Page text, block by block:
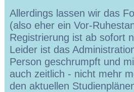
Allerdings lassen wir das
(also eher ein Vor-
Registrierung ist ab sofort
Leider ist das
Person geschrumpft und
auch zeitlich - nicht mehr
den aktuellen